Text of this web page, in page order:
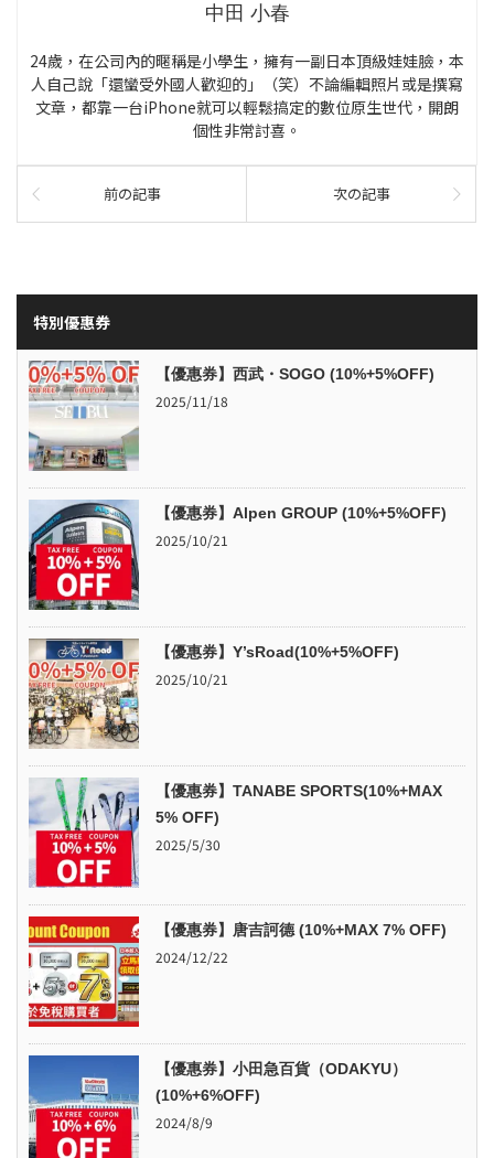
中田 小春
24歲，在公司內的暱稱是小學生，擁有一副日本頂級娃娃臉，本
人自己說「還蠻受外國人歡迎的」（笑）不論編輯照片或是撰寫
文章，都靠一台iPhone就可以輕鬆搞定的數位原生世代，開朗
個性非常討喜。
前の記事 次の記事
特別優惠券
【優惠券】西武・SOGO (10%+5%OFF)
2025/11/18
【優惠券】Alpen GROUP (10%+5%OFF)
2025/10/21
【優惠券】Y’sRoad(10%+5%OFF)
2025/10/21
【優惠券】TANABE SPORTS(10%+MAX
5% OFF)
2025/5/30
【優惠券】唐吉訶德 (10%+MAX 7% OFF)
2024/12/22
【優惠券】小田急百貨（ODAKYU）
(10%+6%OFF)
2024/8/9